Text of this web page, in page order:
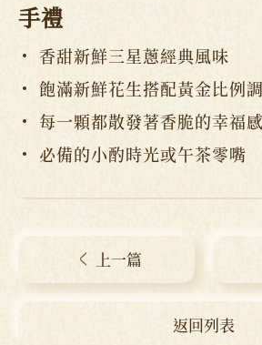
手禮
香甜新鮮三星蔥經典風味
飽滿新鮮花生搭配黃金比例
每一顆都散發著香脆的幸福感
必備的小酌時光或午茶零嘴
上一篇
返回列表